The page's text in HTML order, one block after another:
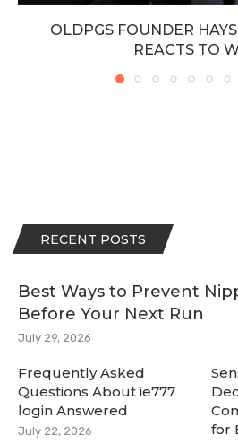
OLDPGS FOUNDER
REACTS TO
RECENT POSTS
Best Ways to Prevent
Before Your Next Run
July 29, 2026
Frequently Asked
Questions About ie777
login Answered
July 22, 2026
for